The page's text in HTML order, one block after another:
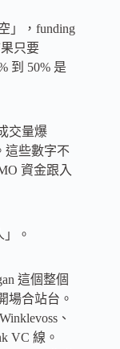
」，funding
只要
到 50% 是
交量爆
這些數字不
資金跟入
。
這個整個
場合站台。
、
VC 線。